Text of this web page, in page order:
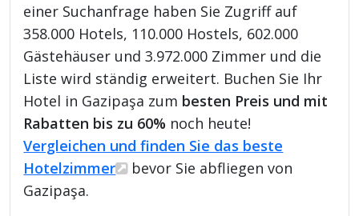
einer Suchanfrage haben Sie Zugriff auf
358.000 Hotels, 110.000 Hostels, 602.000
Gästehäuser und 3.972.000 Zimmer und die
Liste wird ständig erweitert. Buchen Sie Ihr
Hotel in Gazipaşa zum besten Preis und mit
Rabatten bis zu 60% noch heute!
Vergleichen und finden Sie das beste
Hotelzimmer
bevor Sie abfliegen von
Gazipaşa.